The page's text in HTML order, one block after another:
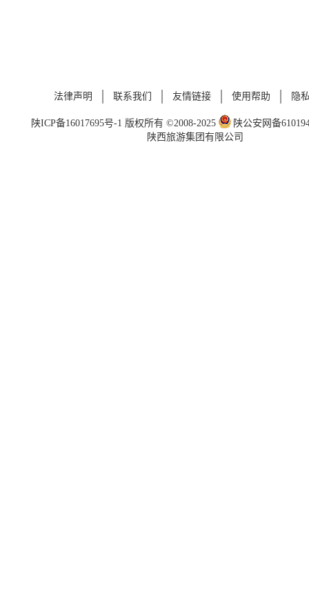
法律声明 联系我们 友情链接 使用帮助 隐
陕ICP备16017695号-1 版权所有 ©2008-2025
陕公安网备
陕西旅游集团有限公司